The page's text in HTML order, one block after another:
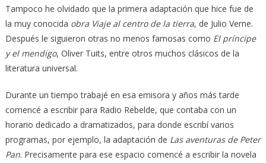
Tampoco he olvidado que la primera adaptación que hice fue de
la muy conocida obra Viaje al centro de la tierra, de Julio Verne.
Después le siguieron otras no menos famosas como El príncipe
y el mendigo, Oliver Tuits, entre otros muchos clásicos de la
literatura universal.
Durante un tiempo trabajé en esa emisora y años más tarde
comencé a escribir para Radio Rebelde, que contaba con un
horario dedicado a dramatizados, para donde escribí varios
programas, por ejemplo, la adaptación de Las aventuras de Peter
Pan. Precisamente para ese espacio comencé a escribir la novela